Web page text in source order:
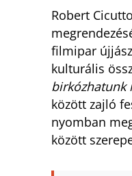
Robert
filmipar
kulturális
birkózhatunk
között zajló
nyomban
között